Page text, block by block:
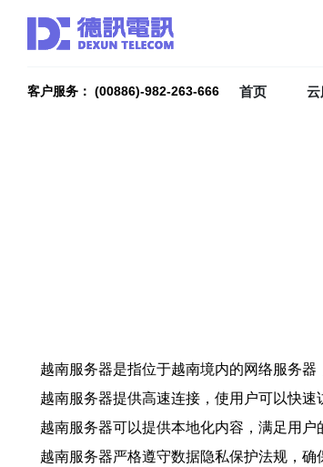
客户服务： (00886)-982-263-666 首页 云
越南服务器是指位于越南境内的网络服务
越南服务器提供高速连接，使用户可以快
越南服务器可以提供本地化内容，满足用
越南服务器严格遵守数据隐私保护法规，